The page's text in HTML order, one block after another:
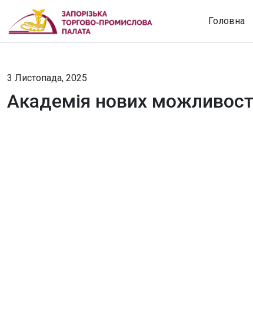
Головна
3 Листопада, 2025
Академія нових